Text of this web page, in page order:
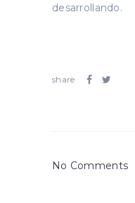
desarrollando.
share
No Comments